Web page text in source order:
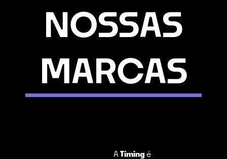
NOSSAS
MARCAS
A Timing é